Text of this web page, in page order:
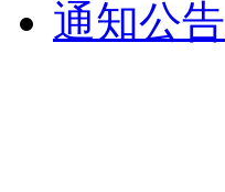
通知公告